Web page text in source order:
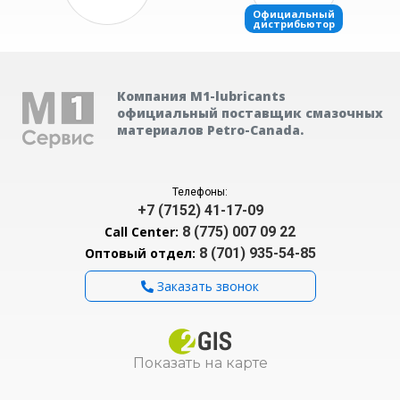
Компания М1-lubricants
официальный поставщик смазочных
материалов Petro-Canada.
Телефоны:
+7 (7152) 41-17-09
Call Center: 8 (775) 007 09 22
Оптовый отдел: 8 (701) 935-54-85
Заказать звонок
Показать на карте